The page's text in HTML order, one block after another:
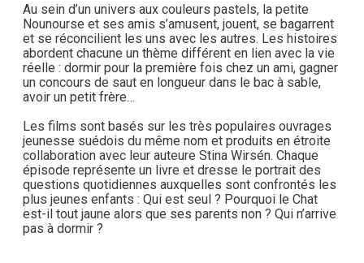
Au sein d’un univers aux couleurs pastels, la petite
Nounourse et ses amis s’amusent, jouent, se bagarrent
et se réconcilient les uns avec les autres. Les histoires
abordent chacune un thème différent en lien avec la vie
réelle : dormir pour la première fois chez un ami, gagner
un concours de saut en longueur dans le bac à sable,
avoir un petit frère…
Les films sont basés sur les très populaires ouvrages
jeunesse suédois du même nom et produits en étroite
collaboration avec leur auteure Stina Wirsén. Chaque
épisode représente un livre et dresse le portrait des
questions quotidiennes auxquelles sont confrontés les
plus jeunes enfants : Qui est seul ? Pourquoi le Chat
est-il tout jaune alors que ses parents non ? Qui n’arrive
pas à dormir ?